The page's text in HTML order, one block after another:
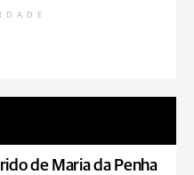
de Maria da Penha